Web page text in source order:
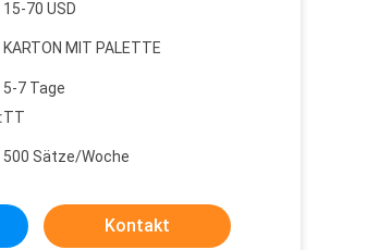
15-70 USD
KARTON MIT PALETTE
5-7 Tage
TT
500 Sätze/Woche
Kontakt